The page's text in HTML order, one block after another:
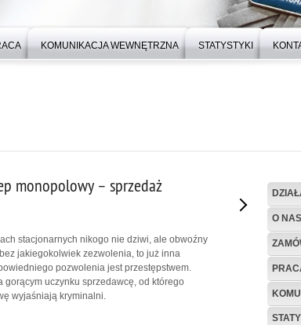
KOMUNIKACJA WEWNĘTRZNA STATYSTYKI
O NAS
monopolowy – sprzedaż
stacjonarnych nikogo nie dziwi, ale obwoźny
jakiegokolwiek zezwolenia, to już inna
pozwolenia jest przestępstwem.
gorącym uczynku sprzedawcę, od którego
wyjaśniają kryminalni.